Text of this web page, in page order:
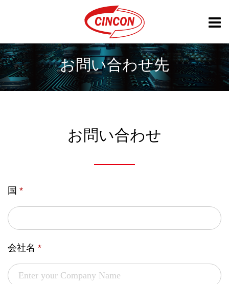
お問い合わせ先
お問い合わせ
国 *
会社名 *